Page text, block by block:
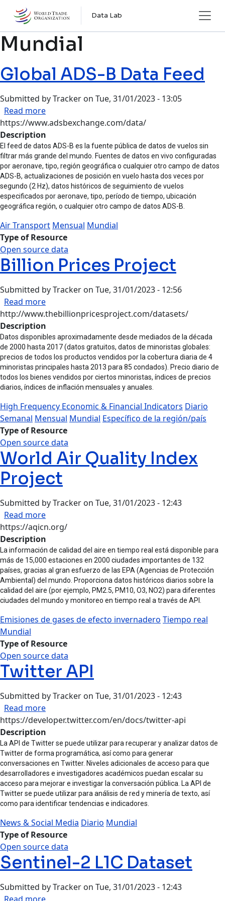
Skip to main content
Data Lab
Mundial
Global ADS-B Data Feed
Submitted byTracker on Tue, 31/01/2023 - 13:05
Read moreabout Global ADS-B Data Feed
https://www.adsbexchange.com/data/
Description
El feed de datos ADS-B es la fuente pública de datos de vuelos sin
filtrar más grande del mundo. Fuentes de datos en vivo configuradas
por aeronave, tipo, región geográfica o cualquier otro campo de datos
ADS-B, actualizaciones de posición en vuelo hasta dos veces por
segundo (2 Hz), datos históricos de seguimiento de vuelos
especificados por aeronave, tipo, período de tiempo, ubicación
geográfica región, o cualquier otro campo de datos ADS-B.
Air Transport Mensual Mundial
Type of Resource
Open source data
Billion Prices Project
Submitted byTracker on Tue, 31/01/2023 - 12:56
Read moreabout Billion Prices Project
http://www.thebillionpricesproject.com/datasets/
Description
Datos disponibles aproximadamente desde mediados de la década
de 2000 hasta 2017 (datos gratuitos, datos de minoristas globales:
precios de todos los productos vendidos por la cobertura diaria de 4
minoristas principales hasta 2013 para 85 condados). Precio diario de
todos los bienes vendidos por ciertos minoristas, índices de precios
diarios, índices de inflación mensuales y anuales.
High Frequency Economic & Financial Indicators Diario
Semanal Mensual Mundial Específico de la región/país
Type of Resource
Open source data
World Air Quality Index
Project
Submitted byTracker on Tue, 31/01/2023 - 12:43
Read moreabout World Air Quality Index Project
https://aqicn.org/
Description
La información de calidad del aire en tiempo real está disponible para
más de 15,000 estaciones en 2000 ciudades importantes de 132
países, gracias al gran esfuerzo de las EPA (Agencias de Protección
Ambiental) del mundo. Proporciona datos históricos diarios sobre la
calidad del aire (por ejemplo, PM2.5, PM10, O3, NO2) para diferentes
ciudades del mundo y monitoreo en tiempo real a través de API.
Emisiones de gases de efecto invernadero Tiempo real
Mundial
Type of Resource
Open source data
Twitter API
Submitted byTracker on Tue, 31/01/2023 - 12:43
Read moreabout Twitter API
https://developer.twitter.com/en/docs/twitter-api
Description
La API de Twitter se puede utilizar para recuperar y analizar datos de
Twitter de forma programática, así como para generar
conversaciones en Twitter. Niveles adicionales de acceso para que
desarrolladores e investigadores académicos puedan escalar su
acceso para mejorar e investigar la conversación pública. La API de
Twitter se puede utilizar para análisis de red y minería de texto, así
como para identificar tendencias e indicadores.
News & Social Media Diario Mundial
Type of Resource
Open source data
Sentinel-2 L1C Dataset
Submitted byTracker on Tue, 31/01/2023 - 12:43
Read moreabout Sentinel-2 L1C Dataset